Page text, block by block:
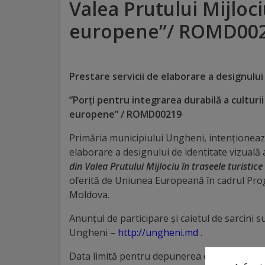
Distincții
onoare
titlului
„Merite
pentru
Ungheni”
Valea Prutului
europene”/
Prestare servicii de elaborare a
”Porți pentru integrarea durabilă a
europene” / ROMD00219
Primăria municipiului Ungheni,
elaborare a designului de identitate vizuală
din Valea Prutului Mijlociu în traseele turistice
oferită de Uniunea Europeană în cadrul
Moldova.
Anunțul de participare și caietul de sarcini
Ungheni – http://ungheni.md .
Data limită pentru depunerea ofertei este: